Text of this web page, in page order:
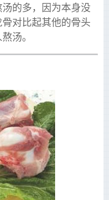
的多，因为本身没
对比起其他的骨头
汤。